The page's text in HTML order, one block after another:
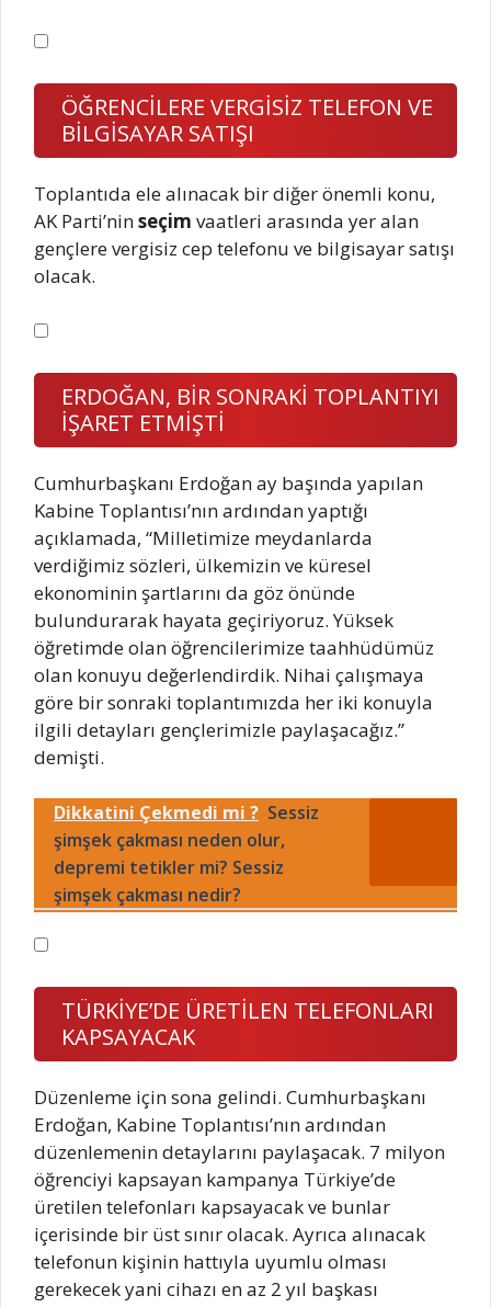
ÖĞRENCİLERE VERGİSİZ TELEFON VE
BİLGİSAYAR SATIŞI
Toplantıda ele alınacak bir diğer önemli konu,
AK Parti’ninseçim vaatleri arasında yer alan
gençlere vergisiz cep telefonu ve bilgisayar satışı
olacak.
ERDOĞAN, BİR SONRAKİ TOPLANTIYI
İŞARET ETMİŞTİ
Cumhurbaşkanı Erdoğan ay başında yapılan
Kabine Toplantısı’nın ardından yaptığı
açıklamada, “Milletimize meydanlarda
verdiğimiz sözleri, ülkemizin ve küresel
ekonominin şartlarını da göz önünde
bulundurarak hayata geçiriyoruz. Yüksek
öğretimde olan öğrencilerimize taahhüdümüz
olan konuyu değerlendirdik. Nihai çalışmaya
göre bir sonraki toplantımızda her iki konuyla
ilgili detayları gençlerimizle paylaşacağız.”
demişti.
Dikkatini Çekmedi mi ? Sessiz
şimşek çakması neden olur,
depremi tetikler mi? Sessiz
şimşek çakması nedir?
TÜRKİYE’DE ÜRETİLEN TELEFONLARI
KAPSAYACAK
Düzenleme için sona gelindi. Cumhurbaşkanı
Erdoğan, Kabine Toplantısı’nın ardından
düzenlemenin detaylarını paylaşacak. 7 milyon
öğrenciyi kapsayan kampanya Türkiye’de
üretilen telefonları kapsayacak ve bunlar
içerisinde bir üst sınır olacak. Ayrıca alınacak
telefonun kişinin hattıyla uyumlu olması
gerekecek yani cihazı en az 2 yıl başkası